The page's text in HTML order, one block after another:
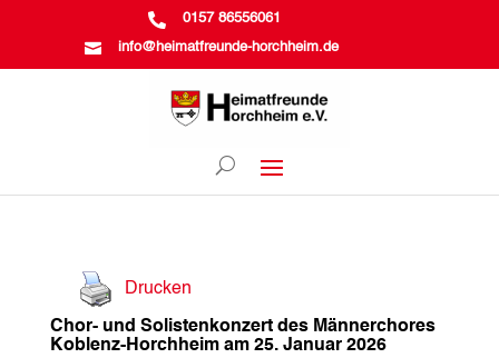
 0157 86556061
 info@heimatfreunde-horchheim.de
Drucken
Chor- und Solistenkonzert des Männerchores
Koblenz-Horchheim am 25. Januar 2026